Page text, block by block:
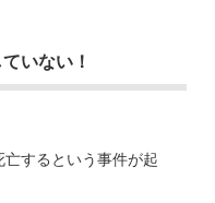
いない！
するという事件が起